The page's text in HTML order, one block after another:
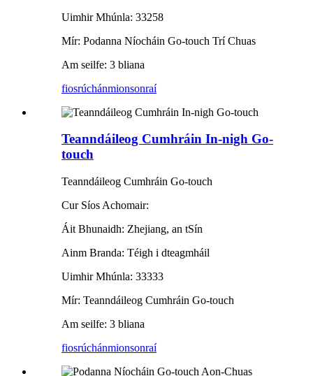
Uimhir Mhúnla: 33258
Mír: Podanna Níocháin Go-touch Trí Chuas
Am seilfe: 3 bliana
fiosrúchánmionsonraí
Teanndáileog Cumhráin In-nigh Go-
touch
Teanndáileog Cumhráin Go-touch
Cur Síos Achomair:
Áit Bhunaidh: Zhejiang, an tSín
Ainm Branda: Téigh i dteagmháil
Uimhir Mhúnla: 33333
Mír: Teanndáileog Cumhráin Go-touch
Am seilfe: 3 bliana
fiosrúchánmionsonraí